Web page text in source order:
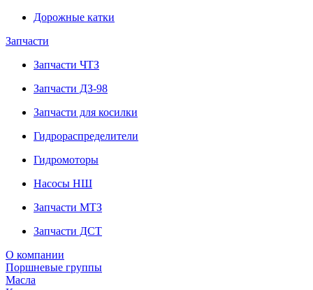
Дорожные катки
Запчасти
Запчасти ЧТЗ
Запчасти ДЗ-98
Запчасти для косилки
Гидрораспределители
Гидромоторы
Насосы НШ
Запчасти МТЗ
Запчасти ДСТ
О компании
Поршневые группы
Масла